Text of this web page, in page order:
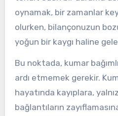
oynamak, bir zamanlar
olurken, bilançonuzun
yoğun bir kaygı haline
Bu noktada, kumar
ardı etmemek gerekir.
hayatında kayıplara,
bağlantıların